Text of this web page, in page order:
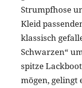
Strumpfhose
Kleid
klassisch
Schwarzen“
spitze
mögen,